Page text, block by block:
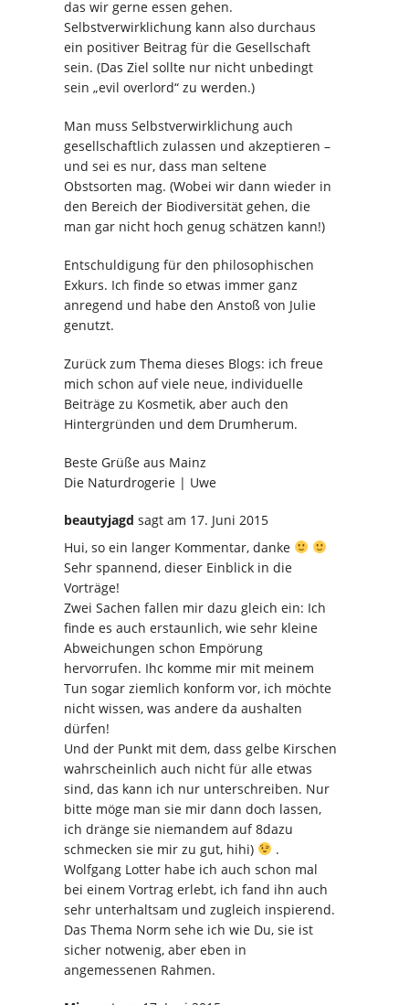
das wir gerne essen gehen.
Selbstverwirklichung kann also durchaus
ein positiver Beitrag für die Gesellschaft
sein. (Das Ziel sollte nur nicht unbedingt
sein „evil overlord“ zu werden.)
Man muss Selbstverwirklichung auch
gesellschaftlich zulassen und akzeptieren –
und sei es nur, dass man seltene
Obstsorten mag. (Wobei wir dann wieder in
den Bereich der Biodiversität gehen, die
man gar nicht hoch genug schätzen kann!)
Entschuldigung für den philosophischen
Exkurs. Ich finde so etwas immer ganz
anregend und habe den Anstoß von Julie
genutzt.
Zurück zum Thema dieses Blogs: ich freue
mich schon auf viele neue, individuelle
Beiträge zu Kosmetik, aber auch den
Hintergründen und dem Drumherum.
Beste Grüße aus Mainz
Die Naturdrogerie | Uwe
beautyjagd sagt am 17. Juni 2015
Hui, so ein langer Kommentar, danke
Sehr spannend, dieser Einblick in die
Vorträge!
Zwei Sachen fallen mir dazu gleich ein: Ich
finde es auch erstaunlich, wie sehr kleine
Abweichungen schon Empörung
hervorrufen. Ihc komme mir mit meinem
Tun sogar ziemlich konform vor, ich möchte
nicht wissen, was andere da aushalten
dürfen!
Und der Punkt mit dem, dass gelbe Kirschen
wahrscheinlich auch nicht für alle etwas
sind, das kann ich nur unterschreiben. Nur
bitte möge man sie mir dann doch lassen,
ich dränge sie niemandem auf 8dazu
schmecken sie mir zu gut, hihi)
.
Wolfgang Lotter habe ich auch schon mal
bei einem Vortrag erlebt, ich fand ihn auch
sehr unterhaltsam und zugleich inspierend.
Das Thema Norm sehe ich wie Du, sie ist
sicher notwenig, aber eben in
angemessenen Rahmen.